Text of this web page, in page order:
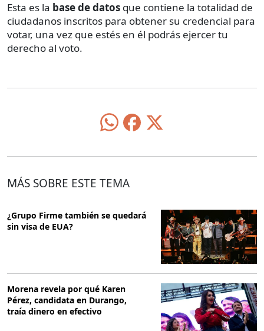
Esta es la base de datos que contiene la totalidad de
ciudadanos inscritos para obtener su credencial para
votar, una vez que estés en él podrás ejercer tu
derecho al voto.
MÁS SOBRE ESTE TEMA
¿Grupo Firme también se quedará
sin visa de EUA?
Morena revela por qué Karen
Pérez, candidata en Durango,
traía dinero en efectivo